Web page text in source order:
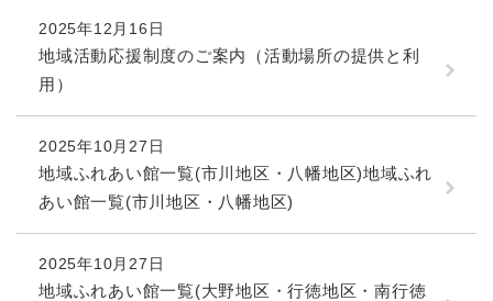
2025年12月16日
地域活動応援制度のご案内（活動場所の提供と利
用）
2025年10月27日
地域ふれあい館一覧(市川地区・八幡地区)地域ふれ
あい館一覧(市川地区・八幡地区)
2025年10月27日
地域ふれあい館一覧(大野地区・行徳地区・南行徳